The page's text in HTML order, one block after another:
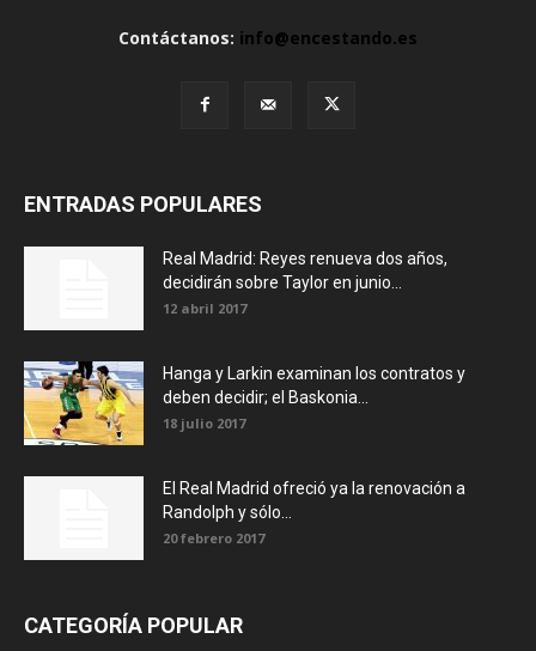
Contáctanos: info@encestando.es
ENTRADAS POPULARES
Real Madrid: Reyes renueva dos años,
decidirán sobre Taylor en junio...
12 abril 2017
Hanga y Larkin examinan los contratos y
deben decidir; el Baskonia...
18 julio 2017
El Real Madrid ofreció ya la renovación a
Randolph y sólo...
20 febrero 2017
CATEGORÍA POPULAR